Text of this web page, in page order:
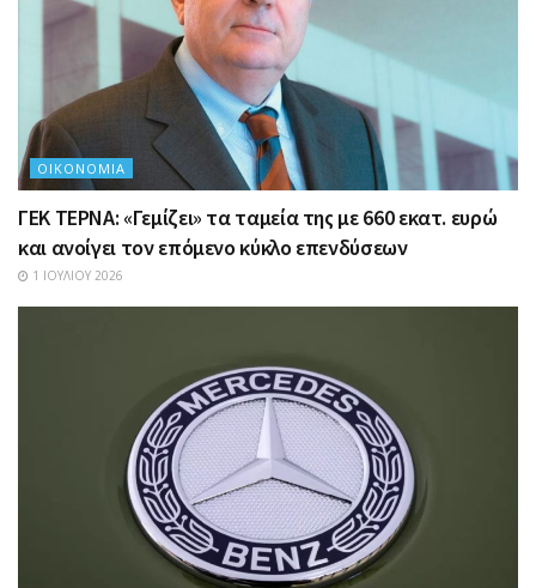
ΟΙΚΟΝΟΜΊΑ
ΓΕΚ ΤΕΡΝΑ: «Γεμίζει» τα ταμεία της με 660 εκατ. ευρώ
και ανοίγει τον επόμενο κύκλο επενδύσεων
1 ΙΟΥΛΊΟΥ 2026